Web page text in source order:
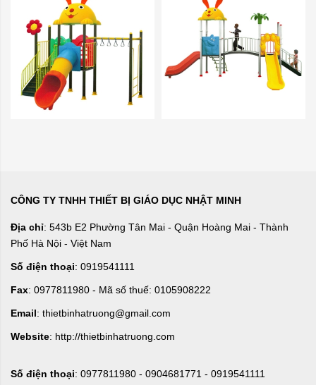
CÔNG TY TNHH THIẾT BỊ GIÁO DỤC NHẬT MINH
Địa chỉ: 543b E2 Phường Tân Mai - Quận Hoàng Mai - Thành
Phố Hà Nội - Việt Nam
Số điện thoại: 0919541111
Fax: 0977811980 - Mã số thuế: 0105908222
Email: thietbinhatruong@gmail.com
Website: http://thietbinhatruong.com
Số điện thoại: 0977811980 - 0904681771 - 0919541111